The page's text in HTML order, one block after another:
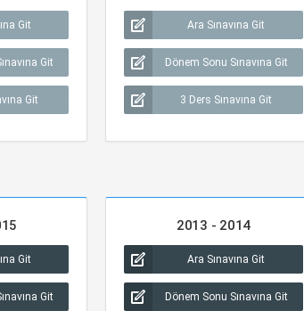
Git
Git
Git
Ara Sınavına Git
Dönem Sonu Sınavına Git
3 Ders Sınavına Git
Git
Git
2013 - 2014
Ara Sınavına Git
Dönem Sonu Sınavına Git